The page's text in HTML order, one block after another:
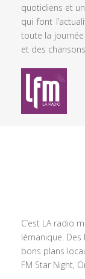
quotidiens et
qui font
toute la journée
et des
C’est LA radio
lémanique.
bons plans
FM Star Night,